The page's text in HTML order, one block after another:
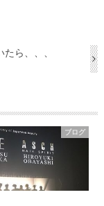
ら、、、
ブログ